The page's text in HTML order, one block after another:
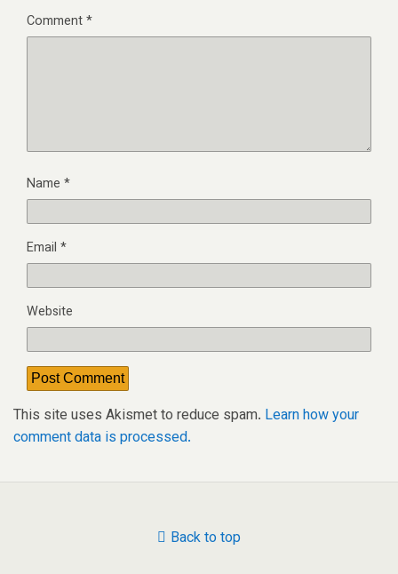
Comment*
Name *
Email *
Website
This site uses Akismet to reduce spam. Learn how your
comment data is processed.
Back to top